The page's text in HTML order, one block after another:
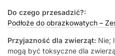
Do czego przesadzić?:
Podłoże do obrazkowatych –
Przyjazność dla zwierząt: Nie;
mogą być toksyczne dla